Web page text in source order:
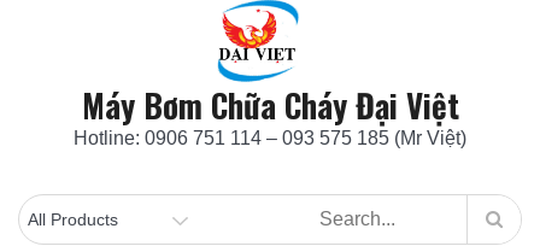
Máy Bơm Chữa Cháy Đại Việt
Hotline: 0906 751 114 – 093 575 185 (Mr Việt)